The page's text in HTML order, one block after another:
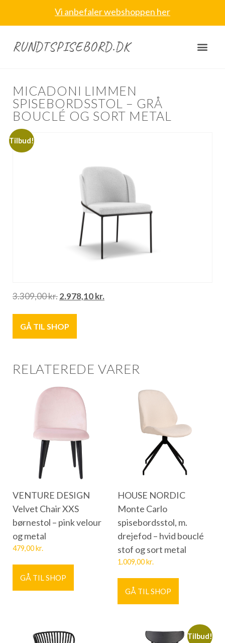
Vi anbefaler webshoppen her
RUNDTSPISEBORD.DK
MICADONI LIMMEN
SPISEBORDSSTOL – GRÅ
BOUCLÉ OG SORT METAL
Tilbud!
3.309,00kr.2.978,10kr.
GÅ TIL SHOP
RELATEREDE VARER
VENTURE DESIGN
Velvet Chair XXS
børnestol – pink velour
og metal
479,00kr.
GÅ TIL SHOP
HOUSE NORDIC
Monte Carlo
spisebordsstol, m.
drejefod – hvid bouclé
stof og sort metal
1.009,00kr.
GÅ TIL SHOP
Tilbud!